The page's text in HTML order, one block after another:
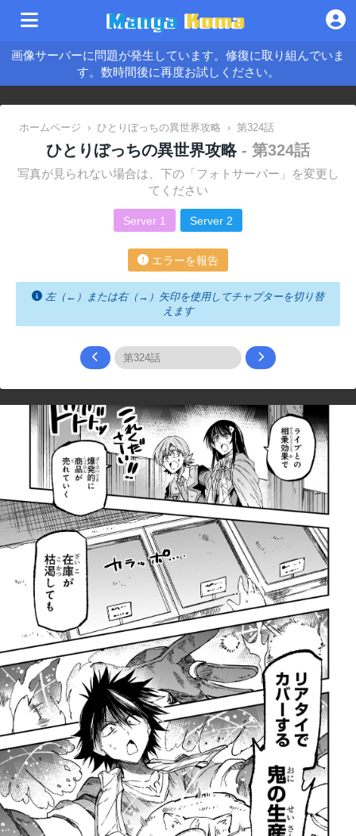
画像サーバーに問題が発生しています。修復に取り組んでいま
す。数時間後に再度お試しください。
ホームページ › ひとりぼっちの異世界攻略 › 第324話
ひとりぼっちの異世界攻略 - 第324話
写真が見られない場合は、下の「フォトサーバー」を変更し
てください
Server 1 Server 2
エラーを報告
左（←）または右（→）矢印を使用してチャプターを切り替
えます